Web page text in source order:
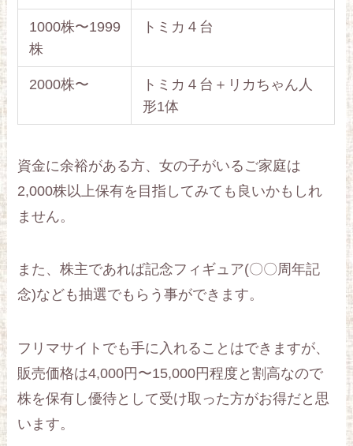
1000株〜1999
株
トミカ４台
2000株〜
トミカ４台＋リカちゃん人
形1体
資金に余裕がある方、女の子がいるご家庭は
2,000株以上保有を目指してみても良いかもしれ
ません。
また、株主であれば記念フィギュア(〇〇周年記
念)なども抽選でもらう事ができます。
フリマサイトでも手に入れることはできますが、
販売価格は4,000円〜15,000円程度と割高なので
株を保有し優待として受け取った方がお得だと思
います。